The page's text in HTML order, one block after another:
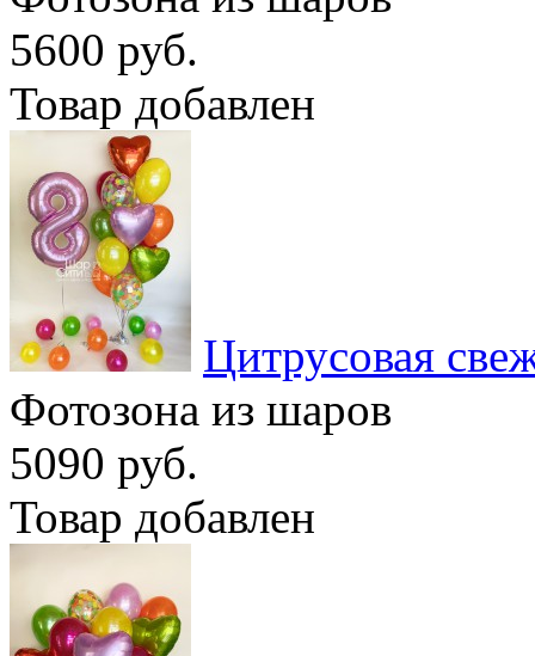
5600 руб.
Товар добавлен
Цитрусовая
Фотозона из шаров
5090 руб.
Товар добавлен